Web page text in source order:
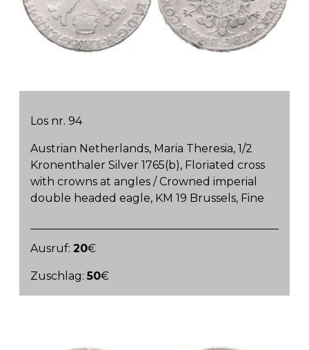
Los nr. 94
Austrian Netherlands, Maria Theresia, 1/2
Kronenthaler Silver 1765(b), Floriated cross
with crowns at angles / Crowned imperial
double headed eagle, KM 19 Brussels, Fine
Ausruf:20€
Zuschlag:50€